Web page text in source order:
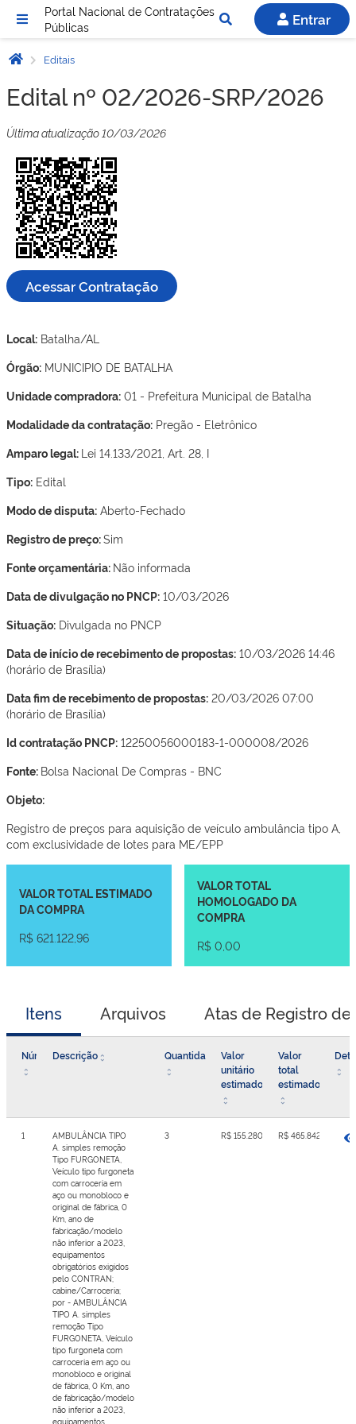
Portal Nacional de Contratações
Públicas
Entrar
Editais
Edital nº 02/2026-SRP/2026
Última atualização 10/03/2026
Acessar Contratação
Local: Batalha/AL
Órgão: MUNICIPIO DE BATALHA
Unidade compradora: 01 - Prefeitura Municipal de Batalha
Modalidade da contratação: Pregão - Eletrônico
Amparo legal: Lei 14.133/2021, Art. 28, I
Tipo: Edital
Modo de disputa: Aberto-Fechado
Registro de preço:Sim
Fonte orçamentária: Não informada
Data de divulgação no PNCP: 10/03/2026
Situação: Divulgada no PNCP
Data de início de recebimento de propostas: 10/03/2026 14:46
(horário de Brasília)
Data fim de recebimento de propostas: 20/03/2026 07:00
(horário de Brasília)
Id contratação PNCP: 12250056000183-1-000008/2026
Fonte: Bolsa Nacional De Compras - BNC
Objeto:
Registro de preços para aquisição de veículo ambulância tipo A,
com exclusividade de lotes para ME/EPP
VALOR TOTAL ESTIMADO
DA COMPRA
R$ 621.122,96
VALOR TOTAL
HOMOLOGADO DA
COMPRA
R$ 0,00
Itens Arquivos Atas de Registro de
NúmeroDescrição Quantidade
Valor
unitário
estimado
Valor
total
estimado
1
AMBULÂNCIA TIPO
A. simples remoção
Tipo FURGONETA,
Veículo tipo furgoneta
com carroceria em
aço ou monobloco e
original de fábrica, 0
Km, ano de
fabricação/modelo
não inferior a 2023,
equipamentos
obrigatórios exigidos
pelo CONTRAN;
cabine/Carroceria;
por - AMBULÂNCIA
TIPO A. simples
remoção Tipo
FURGONETA, Veículo
tipo furgoneta com
carroceria em aço ou
monobloco e original
de fábrica, 0 Km, ano
de fabricação/modelo
não inferior a 2023,
equipamentos
3 R$ 155.280,74 R$ 465.842,22